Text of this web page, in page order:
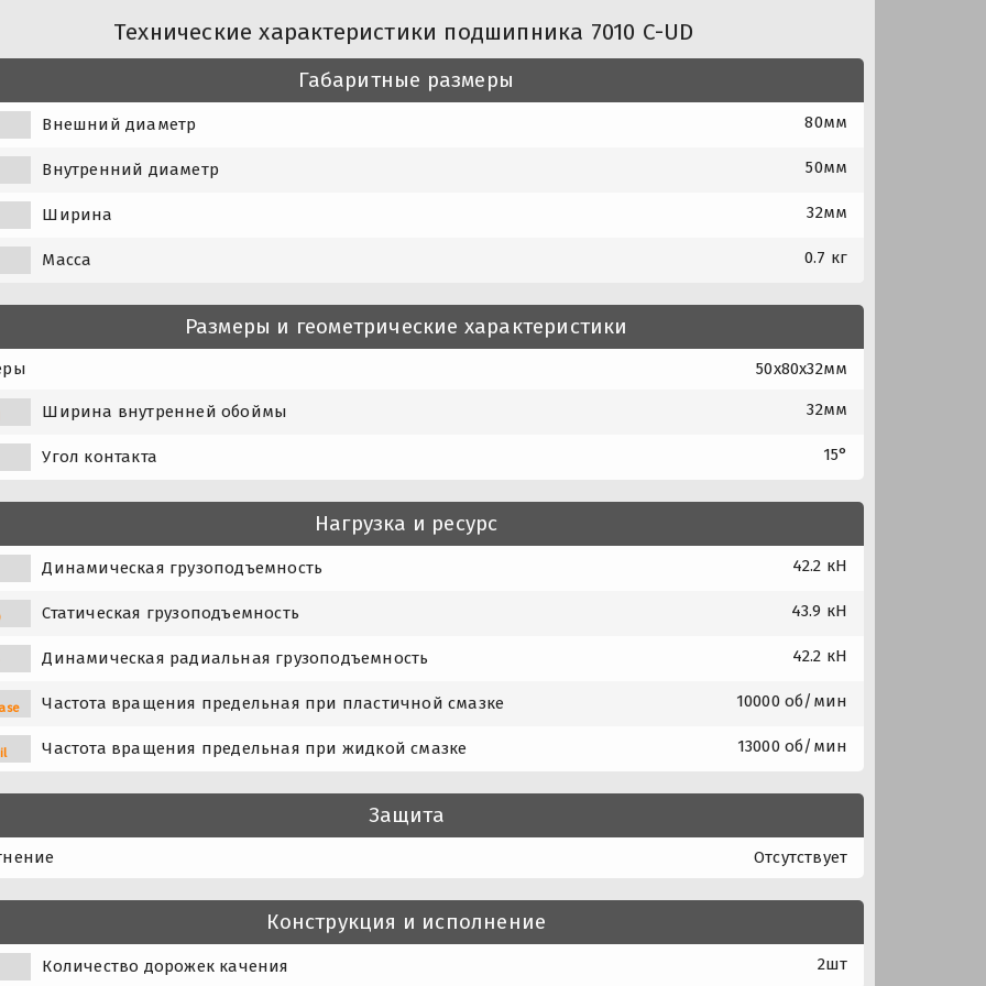
Технические характеристики подшипника 7010 C-UD
Габаритные размеры
Внешний диаметр 80мм
Внутренний диаметр 50мм
Ширина 32мм
Масса 0.7 кг
Размеры и геометрические характеристики
50x80x32мм
Ширина внутренней обоймы 32мм
Угол контакта 15°
Нагрузка и ресурс
Динамическая грузоподъемность 42.2 кН
Статическая грузоподъемность 43.9 кН
Динамическая радиальная грузоподъемность 42.2 кН
Частота вращения предельная при пластичной смазке 10000 об/мин
Частота вращения предельная при жидкой смазке 13000 об/мин
Защита
Отсутствует
Конструкция и исполнение
Количество дорожек качения 2шт